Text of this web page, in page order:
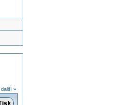
další »